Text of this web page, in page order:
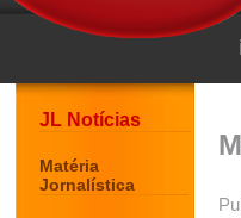
JL Notícias
Matéria
Jornalística